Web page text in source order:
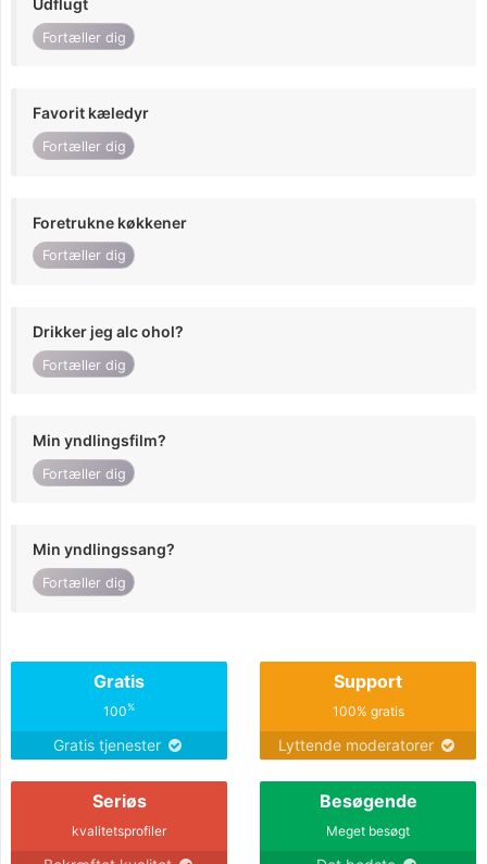
Udflugt
Fortæller dig
Favorit kæledyr
Fortæller dig
Foretrukne køkkener
Fortæller dig
Drikker jeg alc ohol?
Fortæller dig
Min yndlingsfilm?
Fortæller dig
Min yndlingssang?
Fortæller dig
Gratis
100%
Gratis tjenester
Support
100% gratis
Lyttende moderatorer
Seriøs
kvalitetsprofiler
Besøgende
Meget besøgt